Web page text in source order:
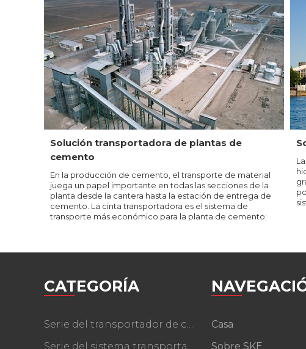
Solución transportadora de plantas de
cemento
En la producción de cemento, el transporte de material
juega un papel importante en todas las secciones de la
planta desde la cantera hasta la estación de entrega de
cemento. La cinta transportadora es el sistema de
transporte más económico para la planta de cemento;
CATEGORÍA
Serie del transportador de correa
Casa
Sobre SKE